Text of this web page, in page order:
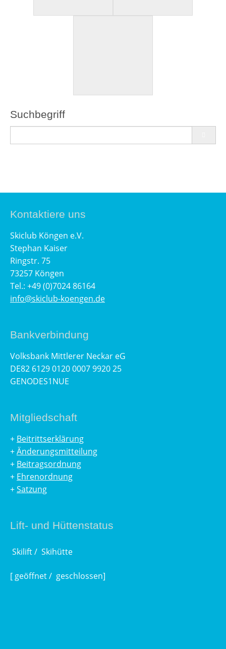
Suchbegriff
Kontaktiere uns
Skiclub Köngen e.V.
Stephan Kaiser
Ringstr. 75
73257 Köngen
Tel.: +49 (0)7024 86164
info@skiclub-koengen.de
Bankverbindung
Volksbank Mittlerer Neckar eG
DE82 6129 0120 0007 9920 25
GENODES1NUE
Mitgliedschaft
+ Beitrittserklärung
+Änderungsmitteilung
+ Beitragsordnung
+ Ehrenordnung
+Satzung
Lift- und Hüttenstatus
Skilift / Skihütte
[ geöffnet / geschlossen]